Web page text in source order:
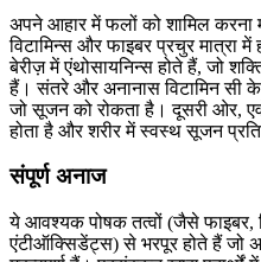
अपने आहार में फलों को शामिल करना
विटामिन्स और फाइबर प्रचुर मात्रा
बेरीज़ में एंथोसायनिन्स होते हैं, जो
हैं। संतरे और अनानास विटामिन सी
जो सूजन को रोकता है। दूसरी ओर,
होता है और शरीर में स्वस्थ सूजन
संपूर्ण अनाज
ये आवश्यक पोषक तत्वों (जैसे फाइबर,
एंटीऑक्सिडेंट्स) से भरपूर होते हैं जो